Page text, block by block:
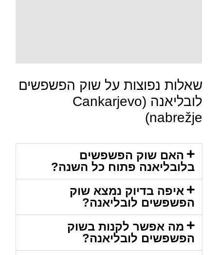
שאלות נפוצות על שוק הפשפשים
לובליאנה (Cankarjevo
nabrežje)
האם שוק הפשפשים
בלובליאנה פתוח כל השנה?
איפה בדיוק נמצא שוק
הפשפשים לובליאנה?
מה אפשר לקנות בשוק
הפשפשים לובליאנה?